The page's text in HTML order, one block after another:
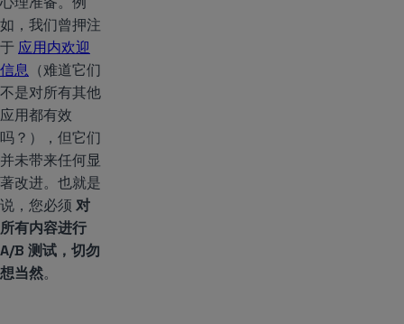
如，我们曾押注
于应用内欢迎
信息 （难道它们
不是对所有其他
应用都有效
吗？），但它们
并未带来任何显
著改进。也就是
说，您必须 对
所有内容进行
A/B 测试，切勿
想当然。